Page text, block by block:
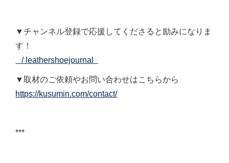
▼チャンネル登録で応援してくださると励みになりま
す！
/ leathershoejournal
▼取材のご依頼やお問い合わせはこちらから
https://kusumin.com/contact/
***